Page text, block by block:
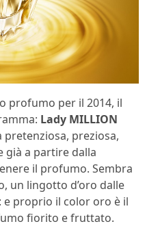
profumo per il 2014, il
Lady MILLION
pretenziosa, preziosa,
già a partire dalla
il profumo. Sembra
un lingotto d’oro dalle
proprio il color oro è il
fiorito e fruttato.